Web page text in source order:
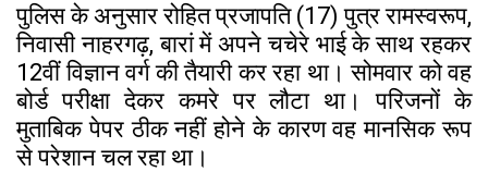
पुलिस के अनुसार रोहित प्रजापति (17) पुत्र रामस्वरूप,
निवासी नाहरगढ़, बारां में अपने चचेरे भाई के साथ रहकर
12वीं विज्ञान वर्ग की तैयारी कर रहा था। सोमवार को वह
बोर्ड परीक्षा देकर कमरे पर लौटा था। परिजनों के
मुताबिक पेपर ठीक नहीं होने के कारण वह मानसिक रूप
से परेशान चल रहा था।